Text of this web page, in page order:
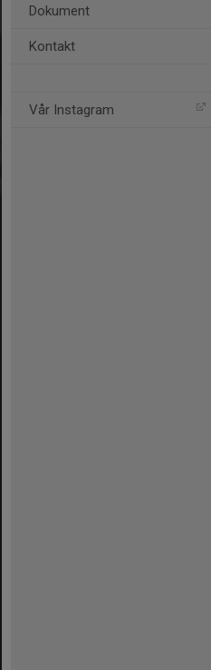
Dokument
Kontakt
Vår Instagram